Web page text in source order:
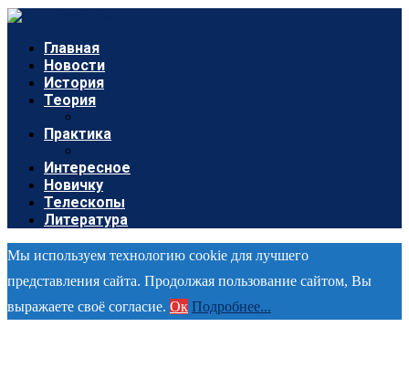
Главная
Новости
История
Теория
Практика
Интересное
Новичку
Телескопы
Литература
Мы используем технологию cookie для лучшего
представления сайта. Продолжая пользование сайтом, Вы
выражаете своё согласие. Ок Подробнее...